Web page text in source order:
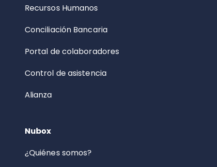
Recursos Humanos
Conciliación Bancaria
Portal de colaboradores
Control de asistencia
Alianza
Nubox
¿Quiénes somos?